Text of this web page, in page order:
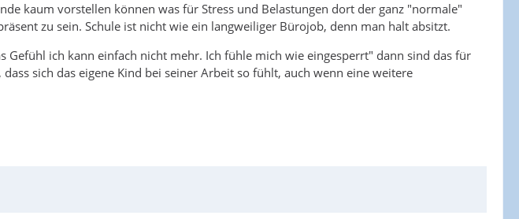
kaum vorstellen können was für Stress und Belastungen dort der ganz "normale"
zu sein. Schule ist nicht wie ein langweiliger Bürojob, denn man halt absitzt.
Gefühl ich kann einfach nicht mehr. Ich fühle mich wie eingesperrt" dann sind das für
sich das eigene Kind bei seiner Arbeit so fühlt, auch wenn eine weitere